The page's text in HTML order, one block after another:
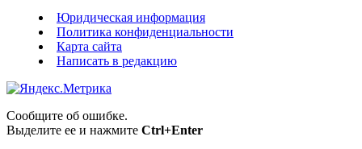
Юридическая информация
Политика конфиденциальности
Карта сайта
Написать в редакцию
Сообщите об ошибке.
Выделите ее и нажмите Ctrl+Enter